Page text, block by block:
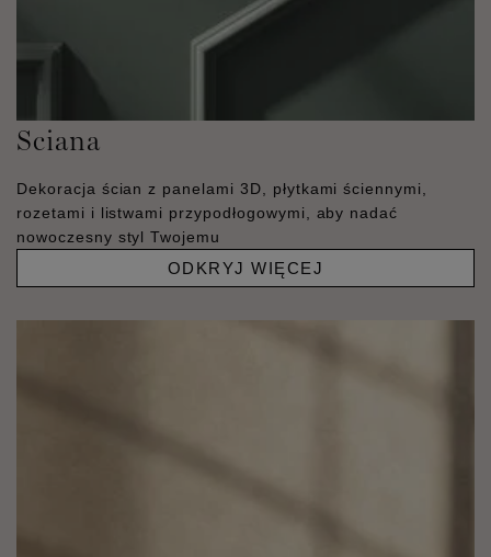
Sciana
Dekoracja ścian z panelami 3D, płytkami ściennymi,
rozetami i listwami przypodłogowymi, aby nadać
nowoczesny styl Twojemu
ODKRYJ WIĘCEJ